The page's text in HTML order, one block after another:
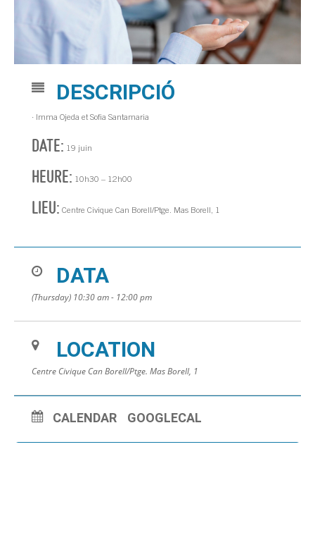
DESCRIPCIÓ
· Imma Ojeda et Sofia Santamaria
DATE: 19 juin
HEURE: 10h30 – 12h00
LIEU: Centre Civique Can Borell/Ptge. Mas Borell, 1
DATA
(Thursday) 10:30 am - 12:00 pm
LOCATION
Centre Civique Can Borell/Ptge. Mas Borell, 1
CALENDAR GOOGLECAL